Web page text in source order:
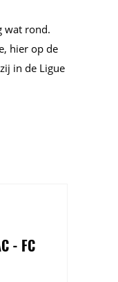
wat rond.
hier op de
in de Ligue
- FC